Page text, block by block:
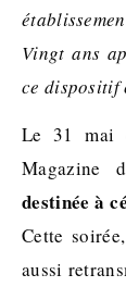
Vingt ans
ce dispositif
Le 31 mai
Magazine
destinée à
Cette
aussi